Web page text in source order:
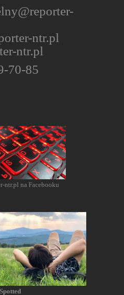
ntr.pl
ntr.pl
70-85
ntr.pl na Facebooku